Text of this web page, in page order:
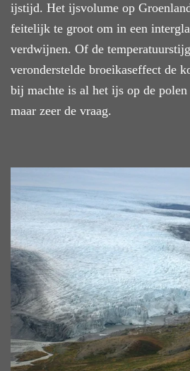
ijstijd. Het ijsvolume op
feitelijk te groot om in een
verdwijnen. Of de
veronderstelde broeikaseffect de
bij machte is al het ijs op de
maar zeer de vraag.